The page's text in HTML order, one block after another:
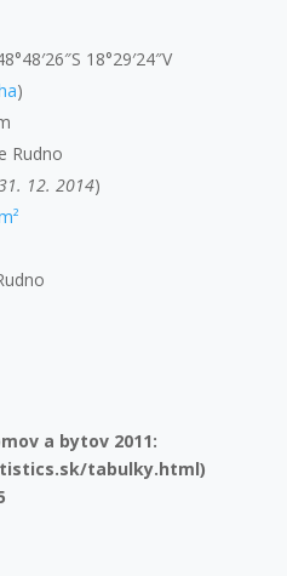
18°29′24″V
)
Rudno
12. 2014)
a bytov 2011:
tabulky.html)